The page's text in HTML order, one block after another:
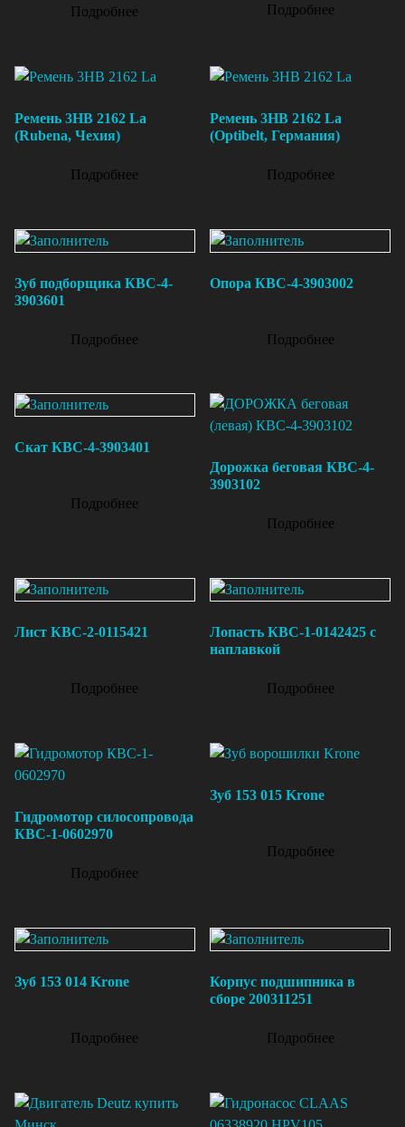
Подробнее Подробнее
Ремень 3НВ 2162 La
(Rubena, Чехия)
Подробнее
Ремень 3НВ 2162 La
(Optibelt, Германия)
Подробнее
Зуб подборщика КВС-4-
3903601
Подробнее
Опора КВС-4-3903002
Подробнее
Скат КВС-4-3903401
Подробнее
Дорожка беговая КВС-4-
3903102
Подробнее
Лист КВС-2-0115421
Подробнее
Лопасть КВС-1-0142425 с
наплавкой
Подробнее
Гидромотор силосопровода
КВС-1-0602970
Подробнее
Зуб 153 015 Krone
Подробнее
Зуб 153 014 Krone
Подробнее
Корпус подшипника в
сборе 200311251
Подробнее